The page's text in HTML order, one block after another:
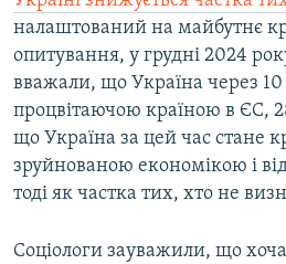
налаштований на майбутнє
опитування, у грудні 2024
вважали, що Україна через 10
процвітаючою країною в ЄС,
що Україна за цей час стане
зруйнованою економікою і
тоді як частка тих, хто не
Соціологи зауважили, що хоча